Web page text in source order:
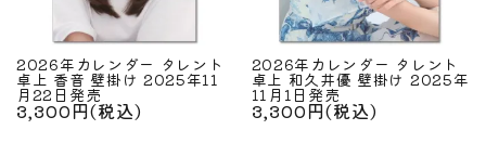
2026年カレンダー タレント
卓上 香音 壁掛け 2025年11
月22日発売
3,300円(税込)
2026年カレンダー タレント
卓上 和久井優 壁掛け 2025年
11月1日発売
3,300円(税込)